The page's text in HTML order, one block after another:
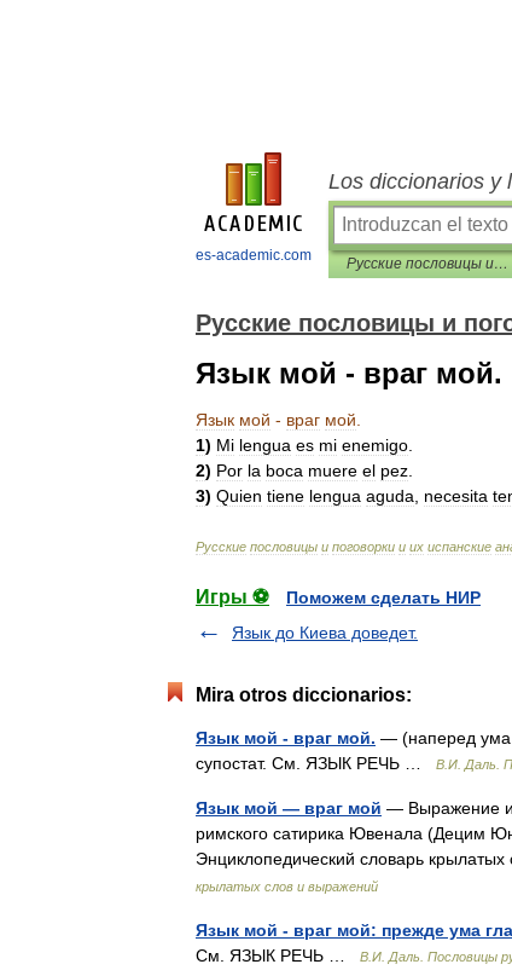
es-academic.com
Los diccionarios y
Русские пословицы и поговорки и их испанские аналоги
Русские пословицы и
Язык мой - враг мой.
Язык мой - враг мой
1) Mi lengua es mi enemigo
2) Por la boca muere el pez
3) Quien tiene lengua aguda necesita
Русские пословицы и поговорки и их испанские
Игры ⚽
Поможем сделать НИР
Язык до Киева доведет.
Mira otros diccionarios:
Язык мой - враг мой. — (наперед ума
супостат. См. ЯЗЫК РЕЧЬ …
В.И. Даль.
Язык мой — враг мой — Выражение
римского сатирика Ювенала (Децим
Энциклопедический словарь
крылатых слов и выражений
Язык мой - враг мой: прежде ума
См. ЯЗЫК РЕЧЬ …
В.И. Даль. Пословицы